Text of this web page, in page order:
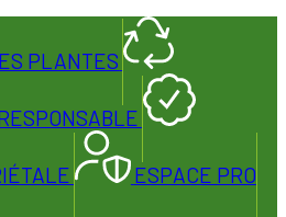
PLANTES
ESPACE PRO